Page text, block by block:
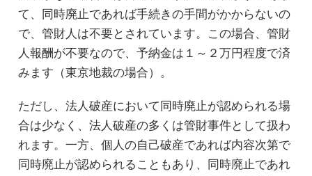
て、同時廃止であれば手続きの手間がかからないの
で、管財人は不要とされています。この場合、管財
人報酬が不要なので、予納金は１～２万円程度で済
みます（東京地裁の場合）。
ただし、法人破産において同時廃止が認められる場
合は少なく、法人破産の多くは管財事件として扱わ
れます。一方、個人の自己破産であれば内容次第で
同時廃止が認められることもあり、同時廃止であれ